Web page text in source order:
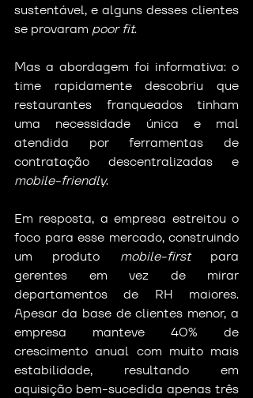
sustentável, e alguns desses clientes
se provaram poor fit.
Mas a abordagem foi informativa: o
time rapidamente descobriu que
restaurantes franqueados tinham
uma necessidade única e mal
atendida por ferramentas de
mobile-friendly.
Em resposta, a empresa estreitou o
foco para esse mercado, construindo
um produto mobile-first para
gerentes em vez de mirar
departamentos de RH maiores.
Apesar da base de clientes menor, a
empresa manteve 40% de
crescimento anual com muito mais
estabilidade, resultando em
aquisição bem-sucedida apenas três